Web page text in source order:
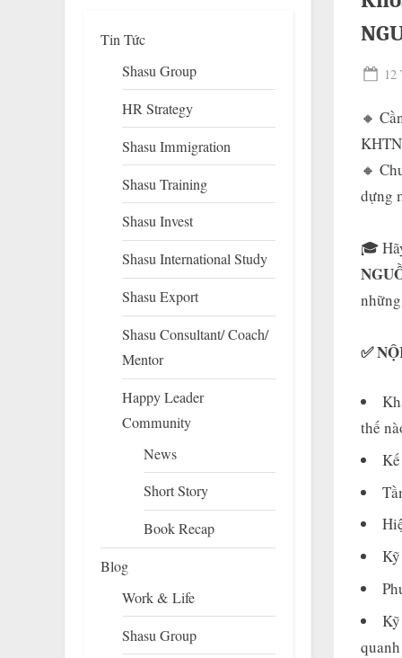
12
🔸
🔸
dựng
🎓
✅
thế
Tin Tức
Shasu Group
HR Strategy
Shasu Immigration
Shasu Training
Shasu Invest
Shasu International Study
Shasu Export
Shasu Consultant/ Coach/
Mentor
Happy Leader
Community
News
Short Story
Book Recap
Blog
Work & Life
Shasu Group